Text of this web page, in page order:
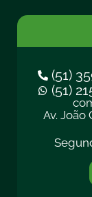
(51)
(51)
Av. João